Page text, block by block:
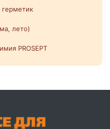
лето)
PROSEPT